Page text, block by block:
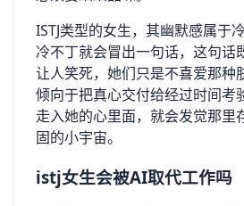
ISTJ类型的女生，其幽默感属于
冷不丁就会冒出一句话，这句话
让人笑死，她们只是不喜爱那种
倾向于把真心交付给经过时间考
走入她的心里面，就会发觉那里
固的小宇宙。
istj女生会被AI取代工作吗